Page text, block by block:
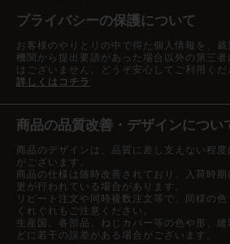
プライバシーの保護について
お客様のやりとりの中で得た個人情報を、裁
機関から提出要請があった場合以外の第三
はございません。どうぞ安心してご利用くだ
詳しくはコチラ
商品の品質改善・デザインについ
商品のデザインは、品質に差し支えない程
がございます。
商品の仕様は随時改善されており、入荷時
更が行われている場合があります。
リピート注文や同時複数注文等で、同様の
くれぐれもご注意ください。
生産国、各部品、ねじカバー等の色や形、
どに若干の誤差がある場合がございます。